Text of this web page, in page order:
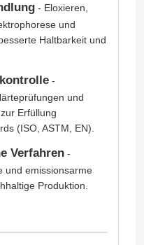
- Eloxieren,
und
Haltbarkeit und
-
und
Erfüllung
(ISO, ASTM, EN).
Verfahren-
und emissionsarme
Produktion.